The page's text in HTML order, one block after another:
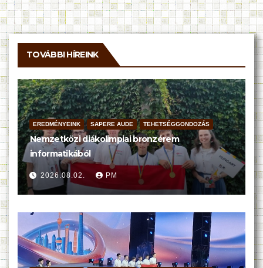
TOVÁBBI HÍREINK
EREDMÉNYEINK SAPERE AUDE TEHETSÉGGONDOZÁS
Nemzetközi diákolimpiai bronzérem
informatikából
2026.08.02. PM